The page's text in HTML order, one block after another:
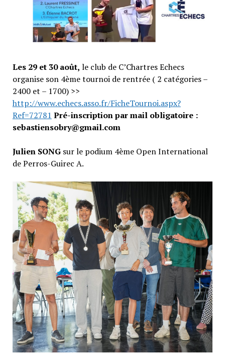
Les 29 et 30 août, le club de C’Chartres Echecs
organise son 4ème tournoi de rentrée ( 2 catégories –
2400 et – 1700) >>
http://www.echecs.asso.fr/FicheTournoi.aspx?
Ref=72781 Pré-inscription par mail obligatoire :
sebastiensobry@gmail.com
Julien SONGsur le podium 4ème Open International
de Perros-Guirec A.